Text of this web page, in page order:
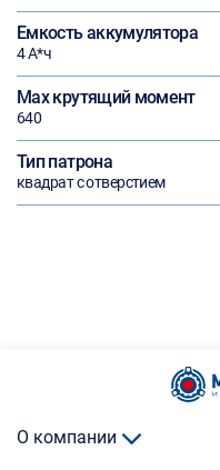
Емкость аккумулятора
4 А*ч
Max крутящий момент
640
Тип патрона
квадрат с отверстием
О компании